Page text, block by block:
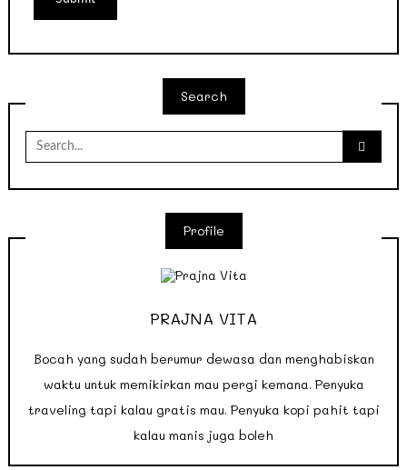
Search
Search
for:
Profile
PRAJNA VITA
Bocah yang sudah berumur dewasa dan menghabiskan
waktu untuk memikirkan mau pergi kemana. Penyuka
traveling tapi kalau gratis mau. Penyuka kopi pahit tapi
kalau manis juga boleh